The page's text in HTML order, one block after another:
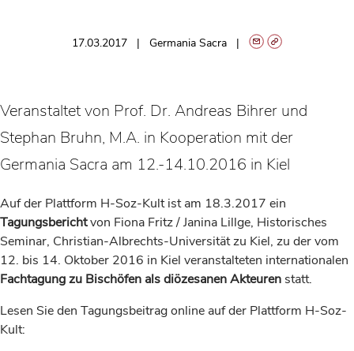
17.03.2017 Germania Sacra
Veranstaltet von Prof. Dr. Andreas Bihrer und
Stephan Bruhn, M.A. in Kooperation mit der
Germania Sacra am 12.-14.10.2016 in Kiel
Auf der Plattform H-Soz-Kult ist am 18.3.2017 ein
Tagungsberichtvon Fiona Fritz / Janina Lillge, Historisches
Seminar, Christian-Albrechts-Universität zu Kiel, zu der vom
12. bis 14. Oktober 2016 in Kiel veranstalteten internationalen
Fachtagung zu Bischöfen als diözesanen Akteuren statt.
Lesen Sie den Tagungsbeitrag online auf der Plattform H-Soz-
Kult: